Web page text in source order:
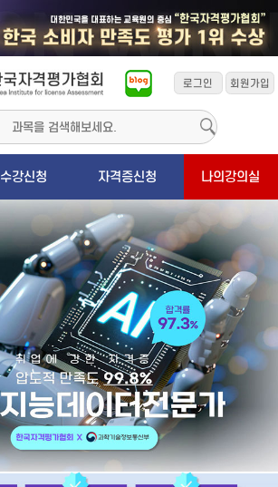
수강신청 자격증신청 나의강의실